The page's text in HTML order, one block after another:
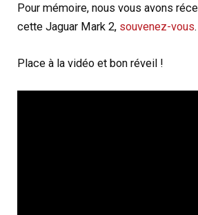
Pour mémoire, nous vous avons
cette Jaguar Mark 2, souvenez-vous.
Place à la vidéo et bon réveil !